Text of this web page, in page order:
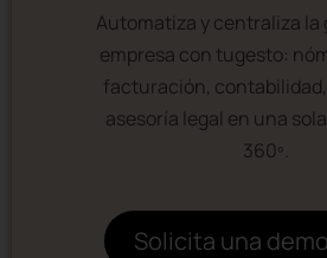
Automatiza y centraliza la
empresa con tugesto:
facturación,
asesoría legal en una
360º.
Solicita una